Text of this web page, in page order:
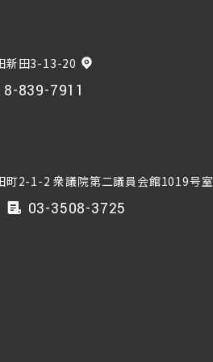
新田3-13-20
839-7911
町2-1-2衆議院第二議員会館1019号室
03-3508-3725